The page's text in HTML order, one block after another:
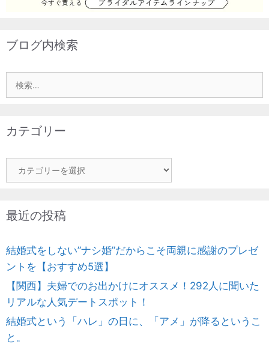
ブログ内検索
索:
カテゴリー
テ
リ
最近の投稿
結婚式をしない”ナシ婚”だからこそ両親に感謝のプレゼ
ントを【おすすめ5選】
【関西】夫婦でのお出かけにオススメ！292人に聞いた
リアルな人気デートスポット！
結婚式という「ハレ」の日に、「アメ」が降るというこ
と。